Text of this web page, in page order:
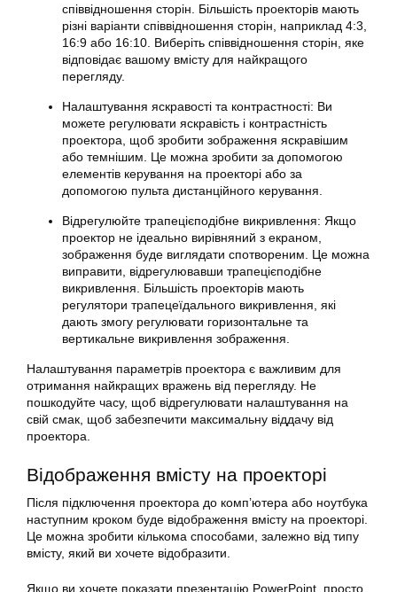
співвідношення сторін. Більшість проекторів мають
різні варіанти співвідношення сторін, наприклад 4:3,
16:9 або 16:10. Виберіть співвідношення сторін, яке
відповідає вашому вмісту для найкращого
перегляду.
Налаштування яскравості та контрастності: Ви
можете регулювати яскравість і контрастність
проектора, щоб зробити зображення яскравішим
або темнішим. Це можна зробити за допомогою
елементів керування на проекторі або за
допомогою пульта дистанційного керування.
Відрегулюйте трапецієподібне викривлення: Якщо
проектор не ідеально вирівняний з екраном,
зображення буде виглядати спотвореним. Це можна
виправити, відрегулювавши трапецієподібне
викривлення. Більшість проекторів мають
регулятори трапецеїдального викривлення, які
дають змогу регулювати горизонтальне та
вертикальне викривлення зображення.
Налаштування параметрів проектора є важливим для
отримання найкращих вражень від перегляду. Не
пошкодуйте часу, щоб відрегулювати налаштування на
свій смак, щоб забезпечити максимальну віддачу від
проектора.
Відображення вмісту на проекторі
Після підключення проектора до комп’ютера або ноутбука
наступним кроком буде відображення вмісту на проекторі.
Це можна зробити кількома способами, залежно від типу
вмісту, який ви хочете відобразити.
Якщо ви хочете показати презентацію PowerPoint, просто